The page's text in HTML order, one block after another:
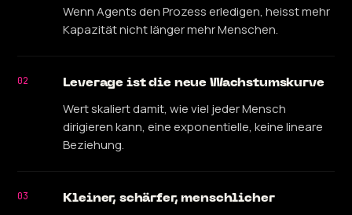
Wenn Agents den Prozess erledigen, heisst mehr
Kapazität nicht länger mehr Menschen.
02 Leverage ist die neue Wachstumskurve
Wert skaliert damit, wie viel jeder Mensch
dirigieren kann, eine exponentielle, keine lineare
Beziehung.
03 Kleiner, schärfer, menschlicher